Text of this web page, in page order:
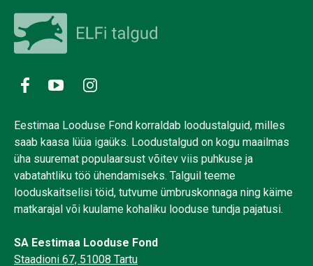
Eestimaa Looduse Fond korraldab loodustalguid, milles
saab kaasa lüüa igaüks. Loodustalgud on kogu maailmas
üha suuremat populaarsust võitev viis puhkuse ja
vabatahtliku töö ühendamiseks. Talguil teeme
looduskaitselisi töid, tutvume ümbruskonnaga ning käime
matkarajal või kuulame kohaliku looduse tundja pajatusi.
SA Eestimaa Looduse Fond
Staadioni 67, 51008 Tartu